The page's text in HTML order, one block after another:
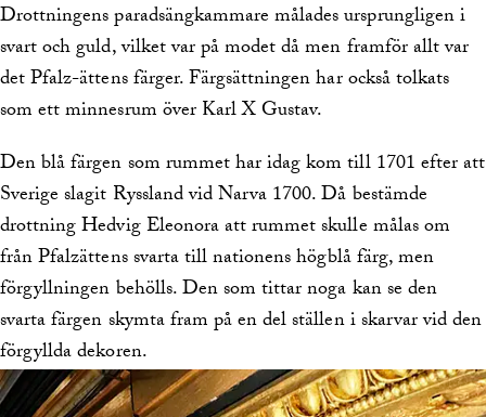
Drottningens paradsängkammare målades ursprungligen i
svart och guld, vilket var på modet då men framför allt var
det Pfalz-ättens färger. Färgsättningen har också tolkats
som ett minnesrum över Karl X Gustav.
Den blå färgen som rummet har idag kom till 1701 efter att
Sverige slagit Ryssland vid Narva 1700. Då bestämde
drottning Hedvig Eleonora att rummet skulle målas om
från Pfalzättens svarta till nationens högblå färg, men
förgyllningen behölls. Den som tittar noga kan se den
svarta färgen skymta fram på en del ställen i skarvar vid den
förgyllda dekoren.